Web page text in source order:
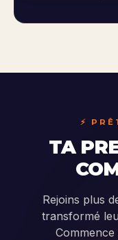
⚡
TA
Rejoins plus
transformé